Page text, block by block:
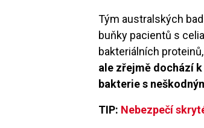
Tým australských
buňky pacientů s
bakteriálních
ale zřejmě dochází
bakterie s
TIP: Nebezpečí